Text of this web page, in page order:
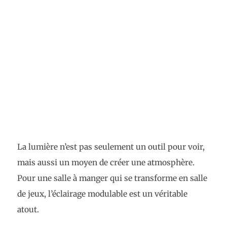
La lumière n’est pas seulement un outil pour voir,
mais aussi un moyen de créer une atmosphère.
Pour une salle à manger qui se transforme en salle
de jeux, l’éclairage modulable est un véritable
atout.